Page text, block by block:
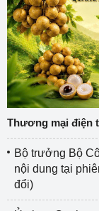
Thương mại điện
Bộ trưởng Bộ
nội dung tại
đổi)